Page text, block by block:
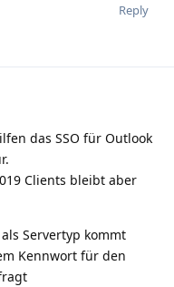
Reply
das SSO für Outlook
Clients bleibt aber
als Servertyp kommt
Kennwort für den